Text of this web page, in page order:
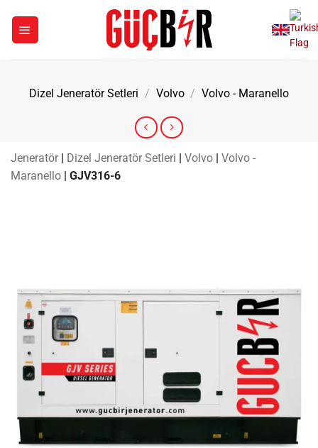
Dizel Jeneratör Setleri / Volvo / Volvo - Maranello
Jeneratör | Dizel Jeneratör Setleri | Volvo | Volvo -
Maranello | GJV316-6